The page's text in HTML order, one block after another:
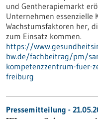
und Gentherapiemarkt
Unternehmen essenzielle
Wachstumsfaktoren her,
zum Einsatz kommen.
https://
bw.de/fachbeitrag/pm/
kompetenzzentrum-fuer-
freiburg
Pressemitteilung -